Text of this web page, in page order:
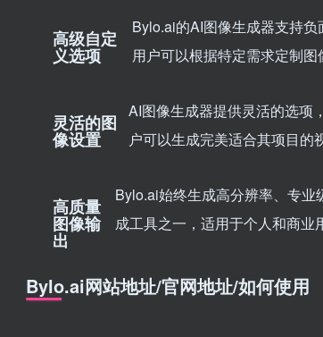
高级自定
义选项
Bylo.ai的AI图像生成器支持
用户可以根据特定需求定制图
灵活的图
像设置
AI图像生成器提供灵活的选项
户可以生成完美适合其项目的
高质量
图像输
出
Bylo.ai始终生成高分辨率、专
成工具之一，适用于个人和商业
Bylo.ai网站地址/官网地址/如何使用